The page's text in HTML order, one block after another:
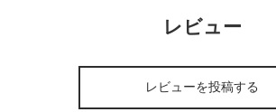
レビュー
レビューを投稿する